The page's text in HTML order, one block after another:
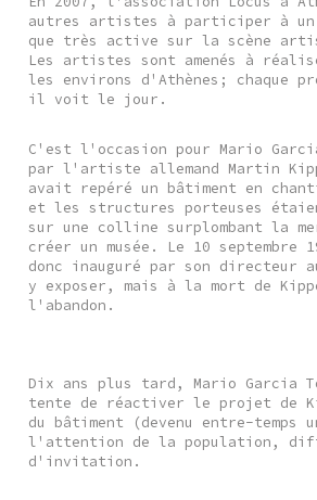
autres artistes à participer à
que très active sur la scène
Les artistes sont amenés à
les environs d'Athènes; chaque
il voit le jour.
C'est l'occasion pour Mario
par l'artiste allemand Martin
avait repéré un bâtiment en
et les structures porteuses
sur une colline surplombant la
créer un musée. Le 10 septembre
donc inauguré par son
y exposer, mais à la mort de
l'abandon.
Dix ans plus tard, Mario
tente de réactiver le projet de
du bâtiment (devenu entre-
l'attention de la population,
d'invitation.